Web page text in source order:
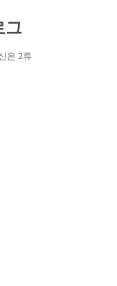
그
은 2류